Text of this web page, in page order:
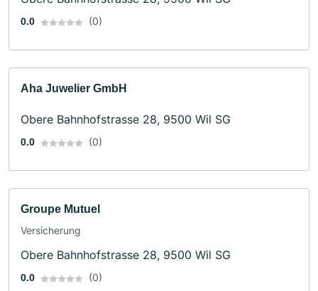
0.0 (0)
Aha Juwelier GmbH
Obere Bahnhofstrasse 28, 9500 Wil SG
0.0 (0)
Groupe Mutuel
Versicherung
Obere Bahnhofstrasse 28, 9500 Wil SG
0.0 (0)